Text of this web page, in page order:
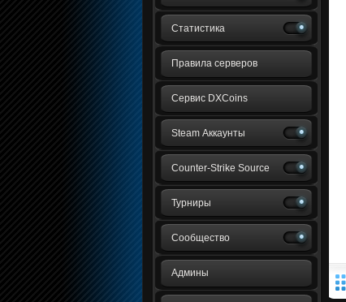
Статистика
Правила серверов
Сервис DXCoins
Steam Аккаунты
Counter-Strike Source
Турниры
Сообщество
Админы